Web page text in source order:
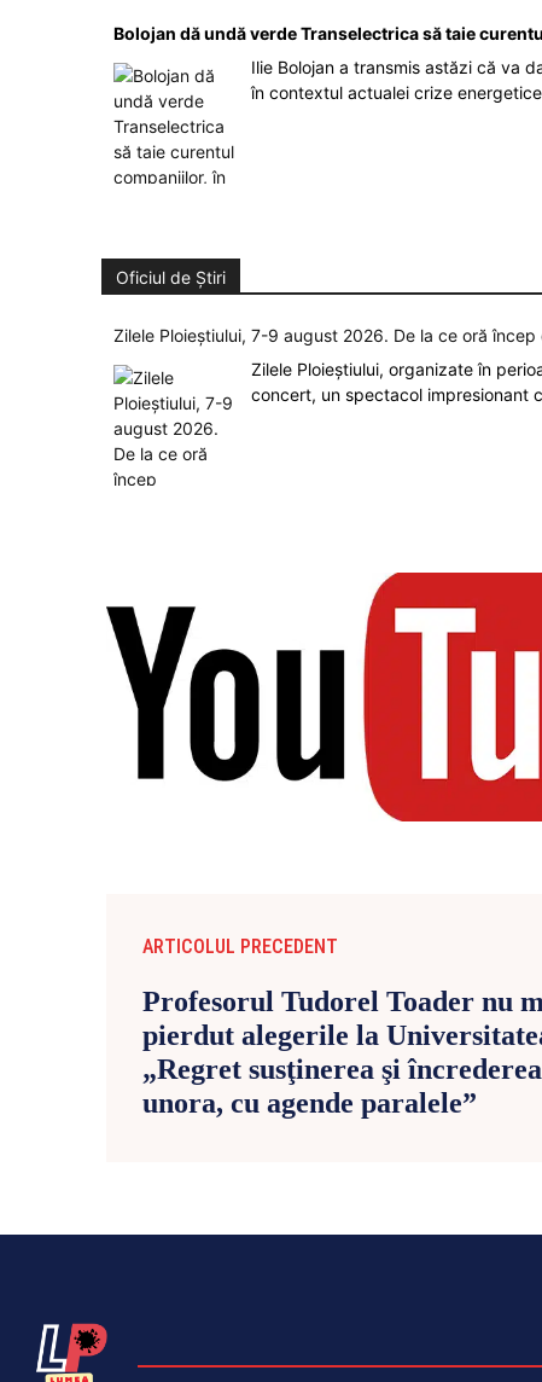
Bolojan dă undă verde Transelectrica să taie
Ilie Bolojan a transmis astăzi că va
în contextul actualei crize energetice
Oficiul de Știri
Zilele Ploieștiului, 7-9 august 2026. De la ce oră
Zilele Ploieștiului, organizate în
concert, un spectacol impresionant
ARTICOLUL PRECEDENT
Profesorul Tudorel Toader nu
pierdut alegerile la
„Regret susţinerea şi
unora, cu agende paralele”